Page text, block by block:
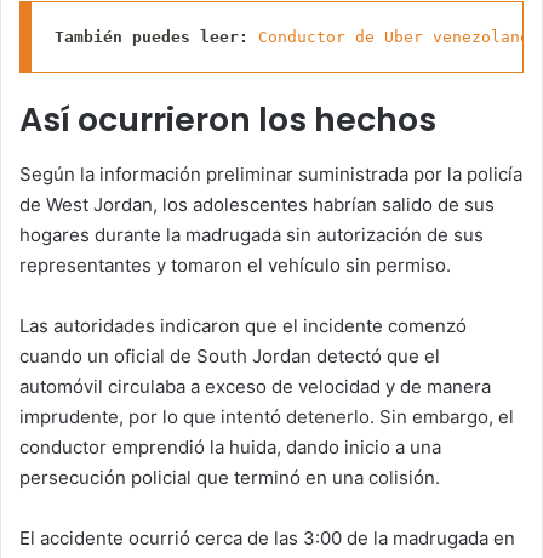
También puedes leer: Conductor de Uber
Así ocurrieron los hechos
Según la información preliminar suministrada por la policía
de West Jordan, los adolescentes habrían salido de sus
hogares durante la madrugada sin autorización de sus
representantes y tomaron el vehículo sin permiso.
Las autoridades indicaron que el incidente comenzó
cuando un oficial de South Jordan detectó que el
automóvil circulaba a exceso de velocidad y de manera
imprudente, por lo que intentó detenerlo. Sin embargo, el
conductor emprendió la huida, dando inicio a una
persecución policial que terminó en una colisión.
El accidente ocurrió cerca de las 3:00 de la madrugada en